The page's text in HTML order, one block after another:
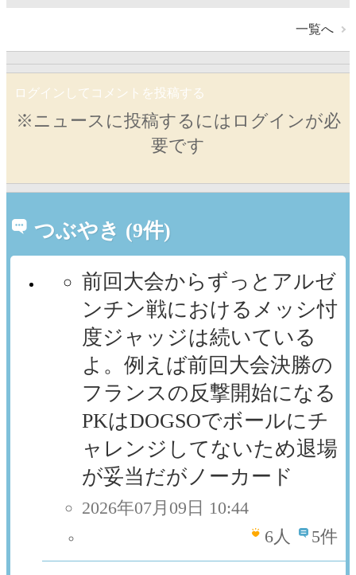
一覧へ
ログインしてコメントを投稿する
※ニュースに投稿するにはログインが必
要です
つぶやき (9件)
前回大会からずっとアルゼ
ンチン戦におけるメッシ忖
度ジャッジは続いている
よ。例えば前回大会決勝の
フランスの反撃開始になる
PKはDOGSOでボールにチ
ャレンジしてないため退場
が妥当だがノーカード
2026年07月09日 10:44
6人 5件